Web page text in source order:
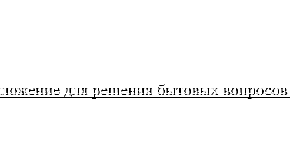
для решения бытовых